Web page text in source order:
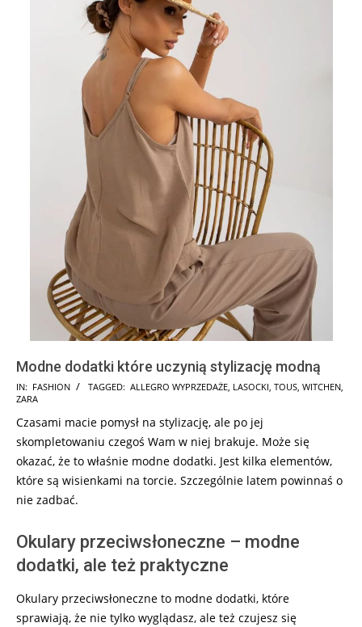
Modne dodatki które uczynią stylizację modną
2025-
07-
12
IN: FASHION TAGGED: ALLEGRO WYPRZEDAŻE, LASOCKI, TOUS, WITCHEN,
ZARA
Czasami macie pomysł na stylizację, ale po jej
skompletowaniu czegoś Wam w niej brakuje. Może się
okazać, że to właśnie modne dodatki. Jest kilka elementów,
które są wisienkami na torcie. Szczególnie latem powinnaś o
nie zadbać.
Okulary przeciwsłoneczne – modne
dodatki, ale też praktyczne
Okulary przeciwsłoneczne to modne dodatki, które
sprawiają, że nie tylko wyglądasz, ale też czujesz się